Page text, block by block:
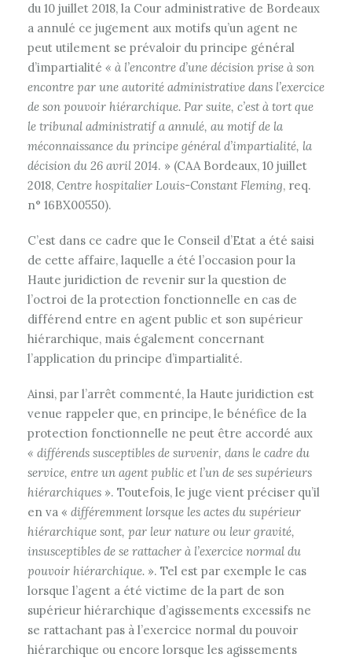
du 10 juillet 2018, la Cour administrative de Bordeaux
a annulé ce jugement aux motifs qu’un agent ne
peut utilement se prévaloir du principe général
d’impartialité « à l’encontre d’une décision prise à son
encontre par une autorité administrative dans l’exercice
de son pouvoir hiérarchique. Par suite, c’est à tort que
le tribunal administratif a annulé, au motif de la
méconnaissance du principe général d’impartialité, la
décision du 26 avril 2014. » (CAA Bordeaux, 10 juillet
2018, Centre hospitalier Louis-Constant Fleming, req.
n° 16BX00550).
C’est dans ce cadre que le Conseil d’Etat a été saisi
de cette affaire, laquelle a été l’occasion pour la
Haute juridiction de revenir sur la question de
l’octroi de la protection fonctionnelle en cas de
différend entre en agent public et son supérieur
hiérarchique, mais également concernant
l’application du principe d’impartialité.
Ainsi, par l’arrêt commenté, la Haute juridiction est
venue rappeler que, en principe, le bénéfice de la
protection fonctionnelle ne peut être accordé aux
« différends susceptibles de survenir, dans le cadre du
service, entre un agent public et l’un de ses supérieurs
hiérarchiques ». Toutefois, le juge vient préciser qu’il
en va « différemment lorsque les actes du supérieur
hiérarchique sont, par leur nature ou leur gravité,
insusceptibles de se rattacher à l’exercice normal du
pouvoir hiérarchique. ». Tel est par exemple le cas
lorsque l’agent a été victime de la part de son
supérieur hiérarchique d’agissements excessifs ne
se rattachant pas à l’exercice normal du pouvoir
hiérarchique ou encore lorsque les agissements